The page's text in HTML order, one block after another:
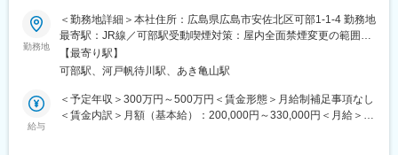
17:30 帰社：必要に応じて翌日の提案資料の準備などを行いま
す。
■教育・研修体制：
・入社後は1週間本社研修があり、その後に現場へ配属され、更に
1～2ヶ月の営業同行を中心とした現場研修があります。営業同行
と並行してメーカーによる基礎知識研修や商品の研修も実施しま
■業務内容：
主に北米やアジア圏の輸出入やベンダー管理業務、現地へのマー
ケティング（展示会等）を行います。同社は海外にも製造委託を
行っており、その製造拠点に対する国内基準の品質監査も行いま
す。同時に、海外ニーズや最新マーケット情報を得るために展示
会や顧客商談も行い、社内の商品企画にフィードバックする業務
も担います。
勤務地
＜勤務地詳細＞本社住所：広島県広島市安佐北区可部1-1-4 勤務地
最寄駅：JR線／可部駅受動喫煙対策：屋内全面禁煙変更の範囲：
会社の定める事業所
【最寄り駅】
可部駅、河戸帆待川駅、あき亀山駅
給与
＜予定年収＞300万円～500万円＜賃金形態＞月給制補足事項なし
＜賃金内訳＞月額（基本給）：200,000円～330,000円＜月給＞